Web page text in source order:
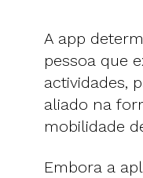
A app
pessoa que
actividades,
aliado na
mobilidade
Embora a